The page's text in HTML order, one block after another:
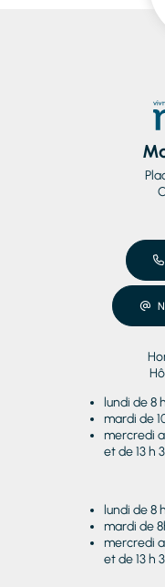
lundi de 8
mardi de
mercredi
et de 13 h
lundi de 8
mardi de
mercredi
et de 13 h